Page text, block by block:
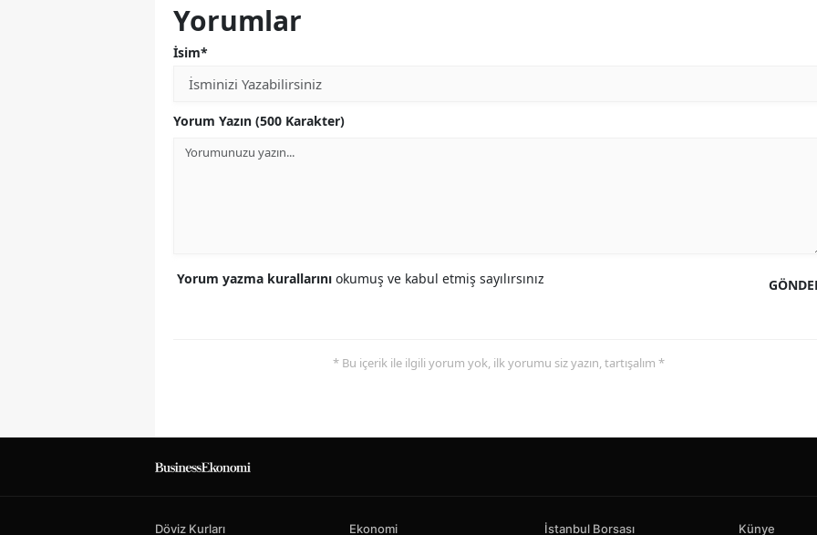
Yorumlar
İsim*
Yorum Yazın (500 Karakter)
Yorum yazma kurallarını okumuş ve kabul etmiş sayılırsınız
* Bu içerik ile ilgili yorum yok, ilk yorumu siz yazın, tartışalım *
Döviz Kurları Ekonomi İstanbul Borsası Künye